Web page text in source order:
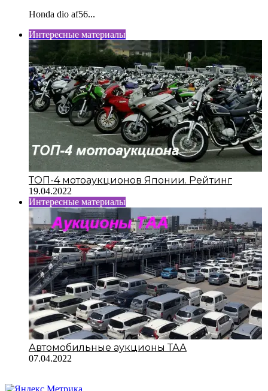
Honda dio af56...
Интересные материалы
ТОП-4 мотоаукционов Японии. Рейтинг
19.04.2022
Интересные материалы
Автомобильные аукционы ТАА
07.04.2022